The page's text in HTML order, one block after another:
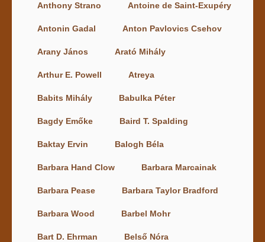
Anthony Strano Antoine de Saint-Exupéry
Antonin Gadal Anton Pavlovics Csehov
Arany János Arató Mihály
Arthur E. Powell Atreya
Babits Mihály Babulka Péter
Bagdy Emőke Baird T. Spalding
Baktay Ervin Balogh Béla
Barbara Hand Clow Barbara Marcainak
Barbara Pease Barbara Taylor Bradford
Barbara Wood Barbel Mohr
Bart D. Ehrman Belső Nóra